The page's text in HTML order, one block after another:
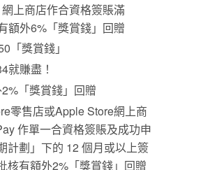
上商店作合資格簽賬滿
額外6%「獎賞錢」回贈
「獎賞錢」
就賺盡！
「獎賞錢」回贈
零售店或Apple Store網上商
作單一合資格簽賬及成功申
計劃」下的 12 個月或以上簽
核有額外2%「獎賞錢」回贈